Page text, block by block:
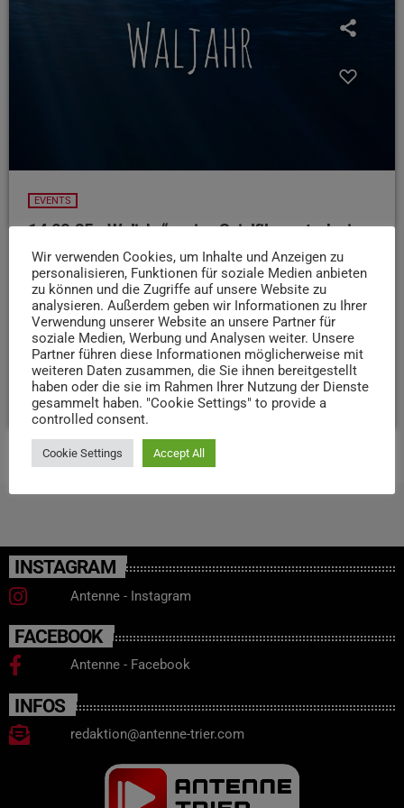
EVENTS
14.08.25: „Waljahr“ – eine Spielfilmgroteske in
der Jakobstraße
,,Alles-Kultur“ zeigt heute Abend den Spielfilm ,,Waljahr“ -
absolut absurd, politisch und zum Staunen!
Los geht´s
um 19:30 Uhr in der Jakobstraße, Einlass ist 20 Minuten
vorher. Tickets gibt’s bei der Tourist-Information Trier und
Ticket Regional.
today 14. AUGUST 2025 41
INSTAGRAM
Antenne - Instagram
FACEBOOK
Antenne - Facebook
INFOS
redaktion@antenne-trier.com
Wir verwenden Cookies, um Inhalte und Anzeigen zu
personalisieren, Funktionen für soziale Medien anbieten
zu können und die Zugriffe auf unsere Website zu
analysieren. Außerdem geben wir Informationen zu Ihrer
Verwendung unserer Website an unsere Partner für
soziale Medien, Werbung und Analysen weiter. Unsere
Partner führen diese Informationen möglicherweise mit
weiteren Daten zusammen, die Sie ihnen bereitgestellt
haben oder die sie im Rahmen Ihrer Nutzung der Dienste
gesammelt haben. "Cookie Settings" to provide a
controlled consent.
Cookie Settings Accept All